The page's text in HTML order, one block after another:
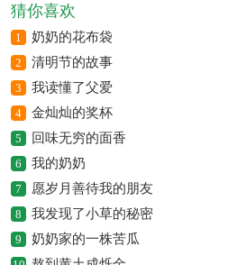
猜你喜欢
1 奶奶的花布袋
2 清明节的故事
3 我读懂了父爱
4 金灿灿的奖杯
5 回味无穷的面香
6 我的奶奶
7 愿岁月善待我的朋友
8 我发现了小草的秘密
9 奶奶家的一株苦瓜